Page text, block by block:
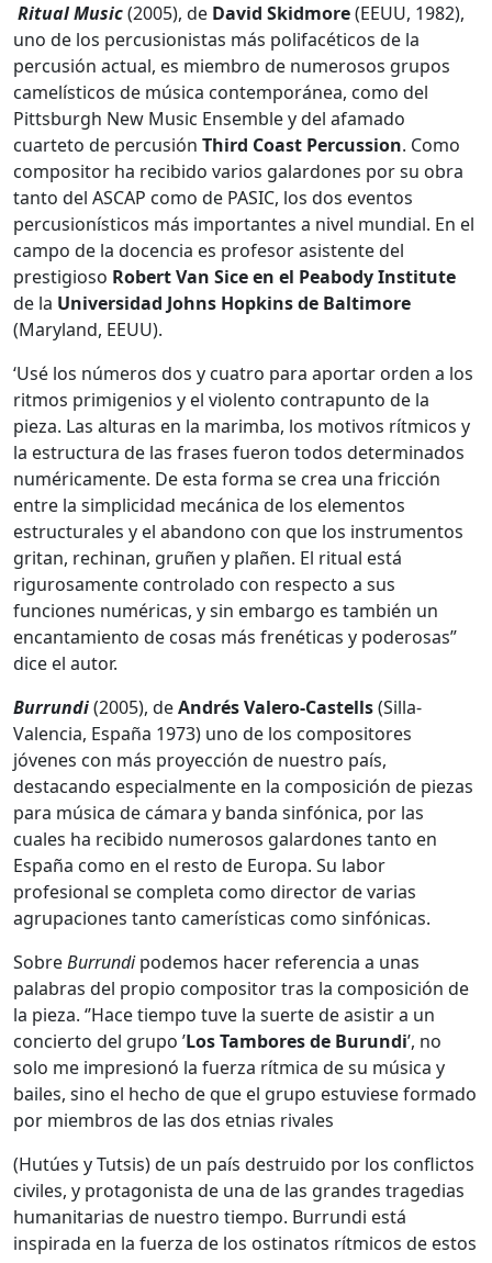
Ritual Music(2005), de David Skidmore(EEUU, 1982),
uno de los percusionistas más polifacéticos de la
percusión actual, es miembro de numerosos grupos
camelísticos de música contemporánea, como del
Pittsburgh New Music Ensemble y del afamado
cuarteto de percusión Third Coast Percussion. Como
compositor ha recibido varios galardones por su obra
tanto del ASCAP como de PASIC, los dos eventos
percusionísticos más importantes a nivel mundial. En el
campo de la docencia es profesor asistente del
prestigioso Robert Van Sice en el Peabody Institute
de la Universidad Johns Hopkins de Baltimore
(Maryland, EEUU).
‘Usé los números dos y cuatro para aportar orden a los
ritmos primigenios y el violento contrapunto de la
pieza. Las alturas en la marimba, los motivos rítmicos y
la estructura de las frases fueron todos determinados
numéricamente. De esta forma se crea una fricción
entre la simplicidad mecánica de los elementos
estructurales y el abandono con que los instrumentos
gritan, rechinan, gruñen y plañen. El ritual está
rigurosamente controlado con respecto a sus
funciones numéricas, y sin embargo es también un
encantamiento de cosas más frenéticas y poderosas”
dice el autor.
Burrundi(2005), deAndrés Valero-Castells(Silla-
Valencia, España 1973) uno de los compositores
jóvenes con más proyección de nuestro país,
destacando especialmente en la composición de piezas
para música de cámara y banda sinfónica, por las
cuales ha recibido numerosos galardones tanto en
España como en el resto de Europa. Su labor
profesional se completa como director de varias
agrupaciones tanto camerísticas como sinfónicas.
SobreBurrundipodemos hacer referencia a unas
palabras del propio compositor tras la composición de
la pieza. ‘’Hace tiempo tuve la suerte de asistir a un
concierto del grupo ’Los Tambores de Burundi’, no
solo me impresionó la fuerza rítmica de su música y
bailes, sino el hecho de que el grupo estuviese formado
por miembros de las dos etnias rivales
(Hutúes y Tutsis) de un país destruido por los conflictos
civiles, y protagonista de una de las grandes tragedias
humanitarias de nuestro tiempo. Burrundi está
inspirada en la fuerza de los ostinatos rítmicos de estos